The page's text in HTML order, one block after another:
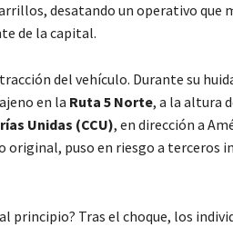
desatando un operativo que
de la capital.
del vehículo. Durante su
en la Ruta 5 Norte, a la altura
Unidas (CCU), en dirección a
original, puso en riesgo a terceros
principio? Tras el choque, los